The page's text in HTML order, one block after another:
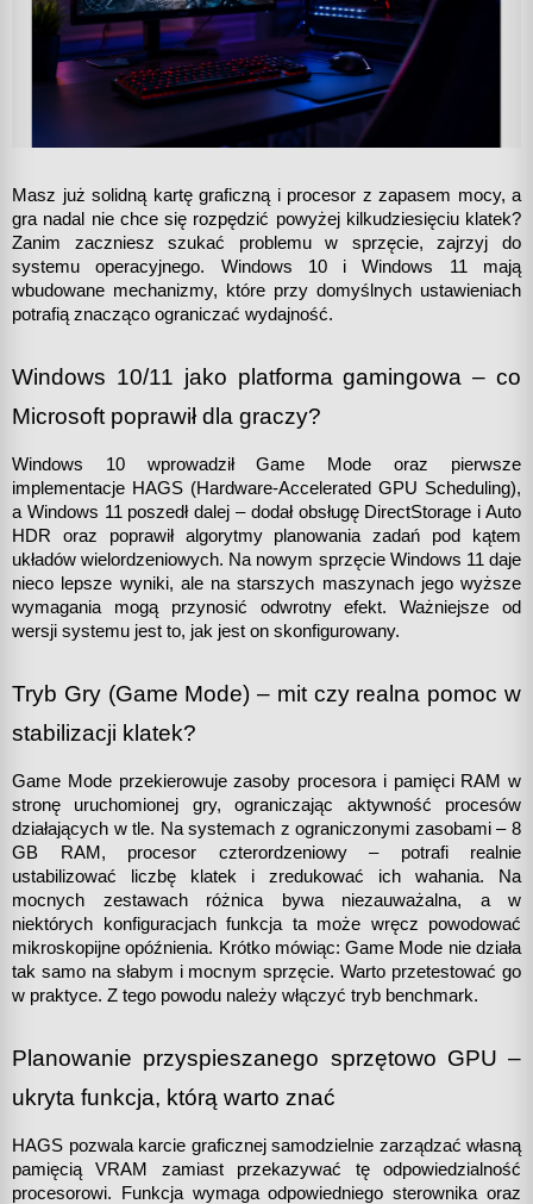
Masz już solidną kartę graficzną i procesor z zapasem mocy, a
gra nadal nie chce się rozpędzić powyżej kilkudziesięciu klatek?
Zanim zaczniesz szukać problemu w sprzęcie, zajrzyj do
systemu operacyjnego. Windows 10 i Windows 11 mają
wbudowane mechanizmy, które przy domyślnych ustawieniach
potrafią znacząco ograniczać wydajność.
Windows 10/11 jako platforma gamingowa – co
Microsoft poprawił dla graczy?
Windows 10 wprowadził Game Mode oraz pierwsze
implementacje HAGS (Hardware-Accelerated GPU Scheduling),
a Windows 11 poszedł dalej – dodał obsługę DirectStorage i Auto
HDR oraz poprawił algorytmy planowania zadań pod kątem
układów wielordzeniowych. Na nowym sprzęcie Windows 11 daje
nieco lepsze wyniki, ale na starszych maszynach jego wyższe
wymagania mogą przynosić odwrotny efekt. Ważniejsze od
wersji systemu jest to, jak jest on skonfigurowany.
Tryb Gry (Game Mode) – mit czy realna pomoc w
stabilizacji klatek?
Game Mode przekierowuje zasoby procesora i pamięci RAM w
stronę uruchomionej gry, ograniczając aktywność procesów
działających w tle. Na systemach z ograniczonymi zasobami – 8
GB RAM, procesor czterordzeniowy – potrafi realnie
ustabilizować liczbę klatek i zredukować ich wahania. Na
mocnych zestawach różnica bywa niezauważalna, a w
niektórych konfiguracjach funkcja ta może wręcz powodować
mikroskopijne opóźnienia. Krótko mówiąc: Game Mode nie działa
tak samo na słabym i mocnym sprzęcie. Warto przetestować go
w praktyce. Z tego powodu należy włączyć tryb benchmark.
Planowanie przyspieszanego sprzętowo GPU –
ukryta funkcja, którą warto znać
HAGS pozwala karcie graficznej samodzielnie zarządzać własną
pamięcią VRAM zamiast przekazywać tę odpowiedzialność
procesorowi. Funkcja wymaga odpowiedniego sterownika oraz